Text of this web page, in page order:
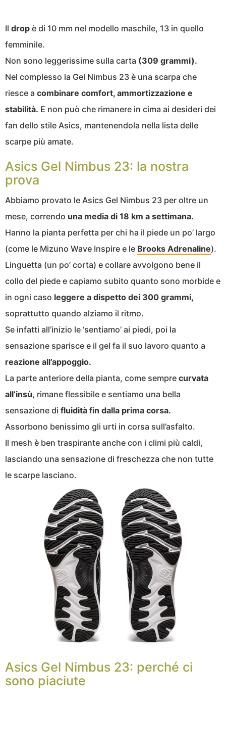
Il drop è di 10 mm nel modello maschile, 13 in quello
femminile.
Non sono leggerissime sulla carta (309 grammi).
Nel complesso la Gel Nimbus 23 è una scarpa che
riesce a combinare comfort, ammortizzazione e
stabilità. E non può che rimanere in cima ai desideri dei
fan dello stile Asics, mantenendola nella lista delle
scarpe più amate.
Asics Gel Nimbus 23: la nostra
prova
Abbiamo provato le Asics Gel Nimbus 23 per oltre un
mese, correndo una media di 18 km a settimana.
Hanno la pianta perfetta per chi ha il piede un po’ largo
(come le Mizuno Wave Inspire e le Brooks Adrenaline).
Linguetta (un po’ corta) e collare avvolgono bene il
collo del piede e capiamo subito quanto sono morbide e
in ogni caso leggere a dispetto dei 300 grammi,
soprattutto quando alziamo il ritmo.
Se infatti all’inizio le ‘sentiamo’ ai piedi, poi la
sensazione sparisce e il gel fa il suo lavoro quanto a
reazione all’appoggio.
La parte anteriore della pianta, come sempre curvata
all’insù, rimane flessibile e sentiamo una bella
sensazione di fluidità fin dalla prima corsa.
Assorbono benissimo gli urti in corsa sull’asfalto.
Il mesh è ben traspirante anche con i climi più caldi,
lasciando una sensazione di freschezza che non tutte
le scarpe lasciano.
Asics Gel Nimbus 23: perché ci
sono piaciute